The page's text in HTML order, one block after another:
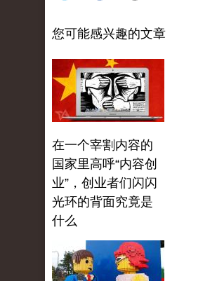
您可能感兴趣的文章
在一个宰割内容的
国家里高呼“内容创
业”，创业者们闪闪
光环的背面究竟是
什么